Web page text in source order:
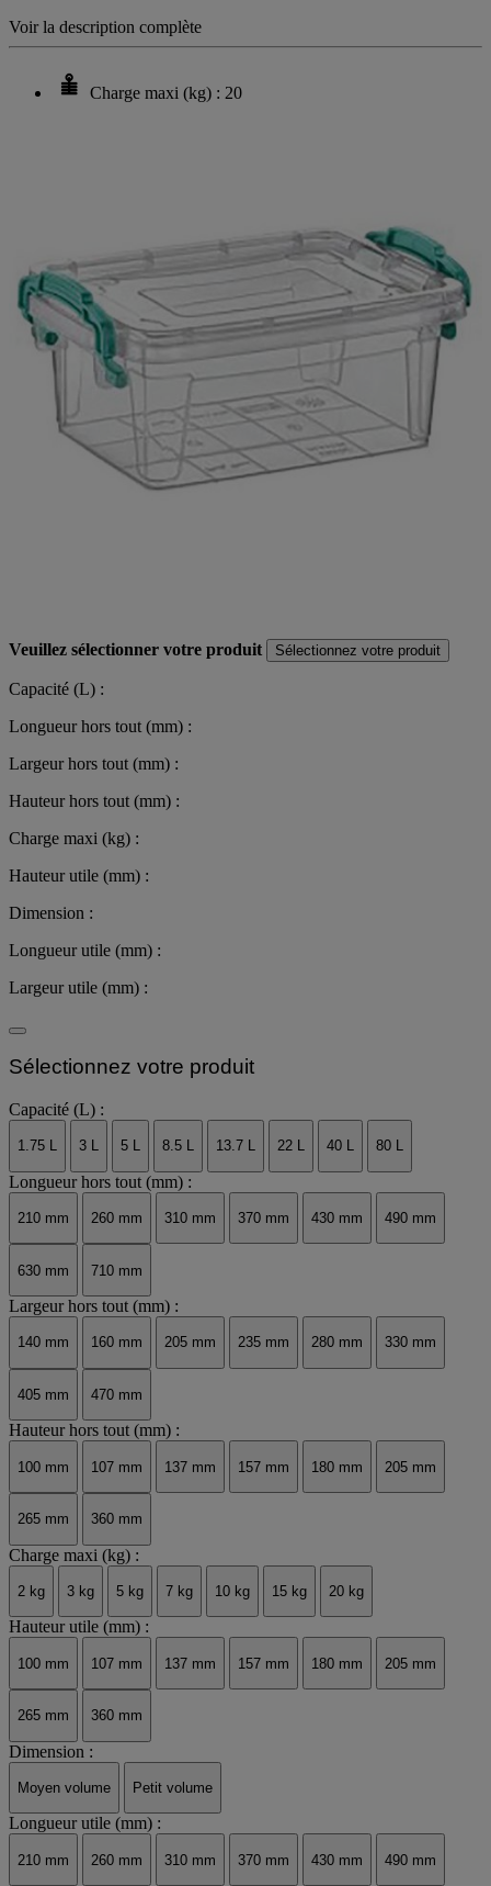
Voir la description complète
Charge maxi (kg) : 20
Veuillez sélectionner votre produit Sélectionnez votre produit
Capacité (L) :
Longueur hors tout (mm) :
Largeur hors tout (mm) :
Hauteur hors tout (mm) :
Charge maxi (kg) :
Hauteur utile (mm) :
Dimension :
Longueur utile (mm) :
Largeur utile (mm) :
Sélectionnez votre produit
Capacité (L) :
1.75 L 3 L 5 L 8.5 L 13.7 L 22 L 40 L 80 L
Longueur hors tout (mm) :
210 mm 260 mm 310 mm 370 mm 430 mm 490 mm
630 mm 710 mm
Largeur hors tout (mm) :
140 mm 160 mm 205 mm 235 mm 280 mm 330 mm
405 mm 470 mm
Hauteur hors tout (mm) :
100 mm 107 mm 137 mm 157 mm 180 mm 205 mm
265 mm 360 mm
Charge maxi (kg) :
2 kg 3 kg 5 kg 7 kg 10 kg 15 kg 20 kg
Hauteur utile (mm) :
100 mm 107 mm 137 mm 157 mm 180 mm 205 mm
265 mm 360 mm
Dimension :
Moyen volume Petit volume
Longueur utile (mm) :
210 mm 260 mm 310 mm 370 mm 430 mm 490 mm